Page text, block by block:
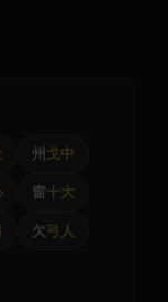
州 戈中
窗十大
欠弓人